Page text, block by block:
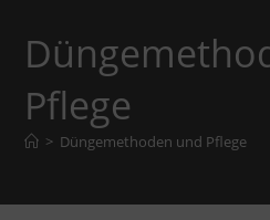
Pflege
> Düngemethoden und Pflege